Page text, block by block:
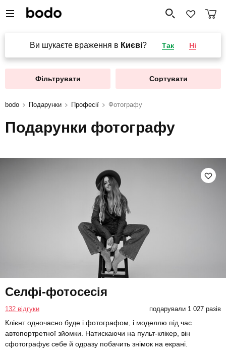
Ви шукаєте враження в Києві? Так Ні
Фільтрувати Сортувати
bodo Подарунки Професії Фотографу
Подарунки фотографу
Селфі-фотосесія
132 відгуки подарували 1 027 разів
Клієнт одночасно буде і фотографом, і моделлю під час
автопортретної зйомки. Натискаючи на пульт-клікер, він
сфотографує себе й одразу побачить знімок на екрані.